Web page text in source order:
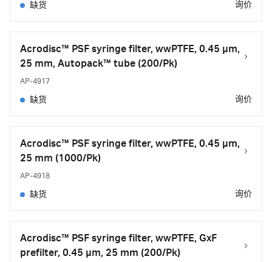
缺货 询价
Acrodisc™ PSF syringe filter, wwPTFE, 0.45 µm,
25 mm, Autopack™ tube (200/Pk)
AP-4917
缺货 询价
Acrodisc™ PSF syringe filter, wwPTFE, 0.45 µm,
25 mm (1000/Pk)
AP-4918
缺货 询价
Acrodisc™ PSF syringe filter, wwPTFE, GxF
prefilter, 0.45 µm, 25 mm (200/Pk)